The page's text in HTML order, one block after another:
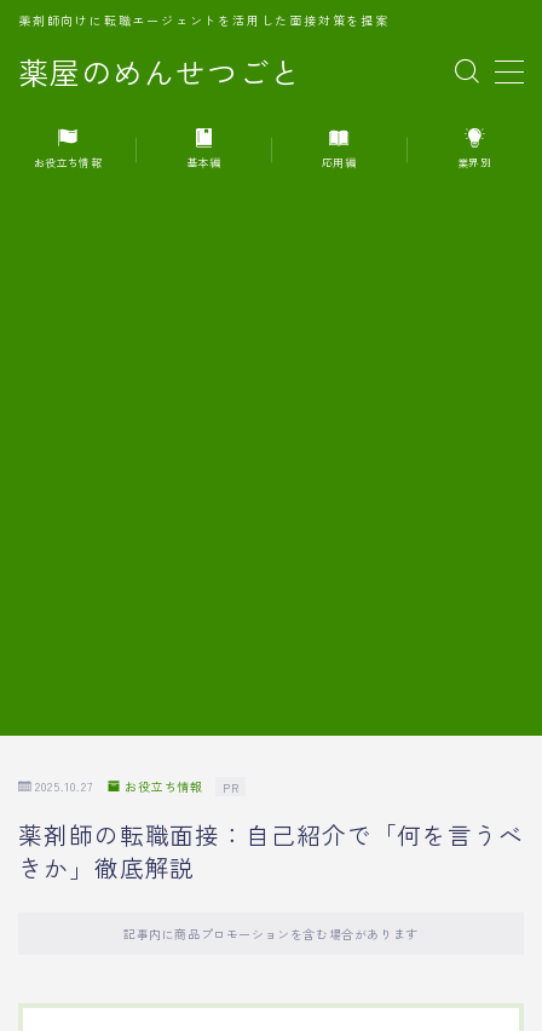
薬屋のめんせつごと
薬剤師向けに転職エージェントを活用した面接対策を提案
MENU
1.転職エージェントとは何か？
お役立ち情報 基本編 応用編 業界別
2025.10.27 お役立ち情報 PR
薬剤師の転職面接：自己紹介で「何を言うべ
きか」徹底解説
記事内に商品プロモーションを含む場合があります